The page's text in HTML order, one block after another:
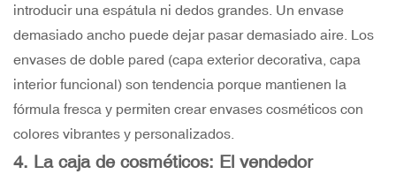
introducir una espátula ni dedos grandes. Un envase
demasiado ancho puede dejar pasar demasiado aire. Los
envases de doble pared (capa exterior decorativa, capa
interior funcional) son tendencia porque mantienen la
fórmula fresca y permiten crear envases cosméticos con
colores vibrantes y personalizados.
4. La caja de cosméticos: El vendedor